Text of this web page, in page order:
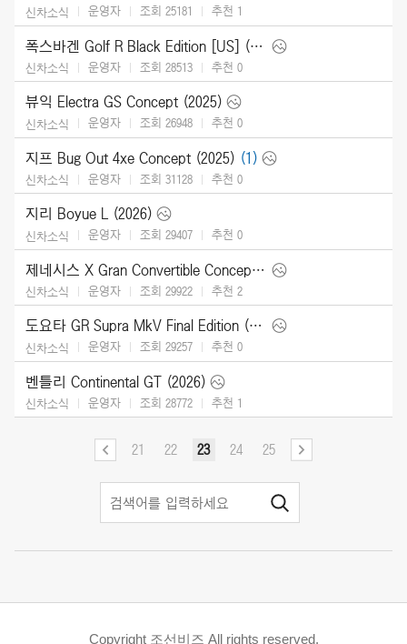
신차소식 운영자 조회 25181 추천 1
폭스바겐 Golf R Black Edition [US] (2025)
신차소식 운영자 조회 28513 추천 0
뷰익 Electra GS Concept (2025)
신차소식 운영자 조회 26948 추천 0
지프 Bug Out 4xe Concept (2025) (1)
신차소식 운영자 조회 31128 추천 0
지리 Boyue L (2026)
신차소식 운영자 조회 29407 추천 0
제네시스 X Gran Convertible Concept (2025)
신차소식 운영자 조회 29922 추천 2
도요타 GR Supra MkV Final Edition (2026)
신차소식 운영자 조회 29257 추천 0
벤틀리 Continental GT (2026)
신차소식 운영자 조회 28772 추천 1
21 22 23 24 25
Copyright 조선비즈 All rights reserved.